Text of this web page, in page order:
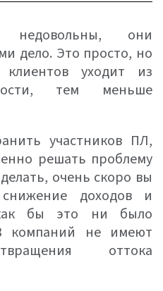
недовольны, они
дело. Это просто, но
уходит из
тем меньше
участников ПЛ,
решать проблему
очень скоро вы
доходов и
бы это ни было
компаний не имеют
оттока